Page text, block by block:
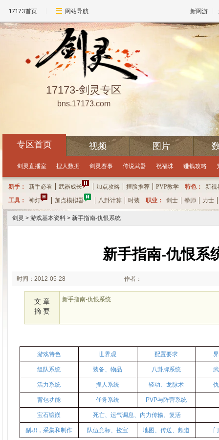
17173首页 网站导航 新网游
17173-剑灵专区
bns.17173.com
点击领取礼包 每小时可抽奖一次哦 10分10 秒距离下次抽奖还有
剑灵直播室 捏人数据 剑灵赛事 传说武器 祝福珠 赚钱攻略
新手： 新手必看 武器成长 加点攻略 捏脸推荐 PVP教学 特色：
新视
工具：
神灯 加点模拟器 八卦计算 时装 职业： 剑士 拳师 力士
专区首页 视频 图片
剑灵 > 游戏基本资料 > 新手指南-仇恨系统
新手指南-仇恨系
时间：2012-05-28
17:24:51
作者：
文 章
摘 要
新手指南-仇恨系统
游戏特色 世界观 配置要求
组队系统 装备、物品 八卦牌系统
活力系统 捏人系统 轻功、龙脉术
背包功能 任务系统 PVP与阵营系统
宝石镶嵌 死亡、运气调息、内力传输、复活
副职，采集和制作 队伍竞标、捡宝 地图、传送、频道